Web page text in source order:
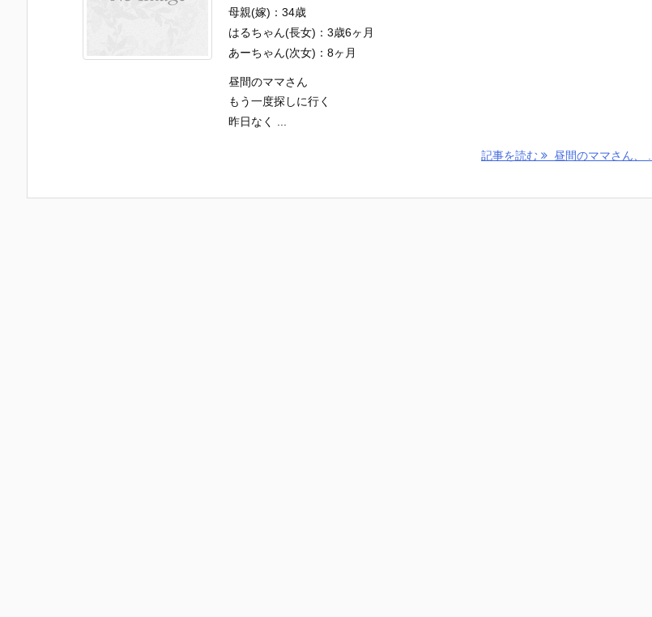
母親(嫁)：34歳
はるちゃん(長女)：3歳6ヶ月
あーちゃん(次女)：8ヶ月
昼間のママさん
もう一度探しに行く
昨日なく ...
記事を読む 昼間のママさん、 ...